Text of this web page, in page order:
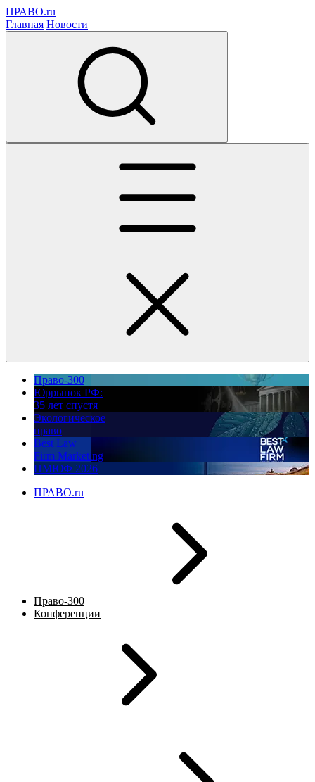
ПРАВО.ru
Главная Новости
Право-300
Юррынок РФ:
35 лет спустя
Экологическое
право
Best Law
Firm Marketing
ПМЮФ 2026
ПРАВО.ru
Право-300
Конференции